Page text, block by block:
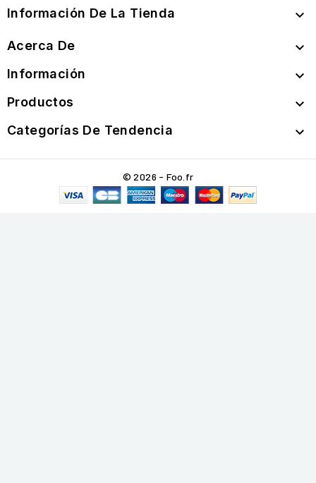
Información De La Tienda 
Acerca De 
Información 
Productos 
Categorías De Tendencia 
© 2026 - Foo.fr